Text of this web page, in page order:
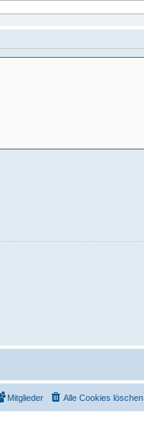
Alle Cookies löschen
Mitglieder